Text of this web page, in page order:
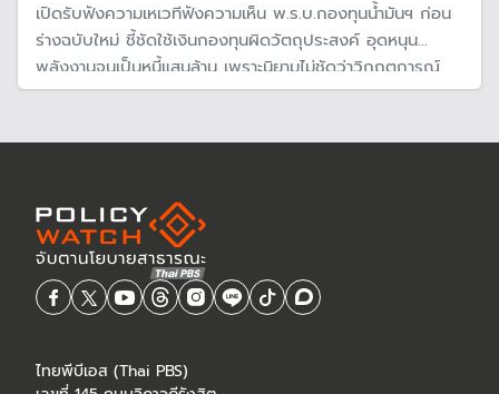
เปิดรับฟังความเหเวทีฟังความเห็น พ.ร.บ.กองทุนน้ำมันฯ ก่อน
ร่างฉบับใหม่ ชี้ชัดใช้เงินกองทุนผิดวัตถุประสงค์ อุดหนุน
พลังงานจนเป็นหนี้แสนล้าน เพราะนิยามไม่ชัดว่าวิกฤตการณ์
ด้านน้ำมันเชื้อเพลิงคืออะไร เอกชนเปิดอกค่าการตลาดมีค่าใช้
กองทุนฯกระทบจ่ายเงินช้า
ไทยพีบีเอส (Thai PBS)